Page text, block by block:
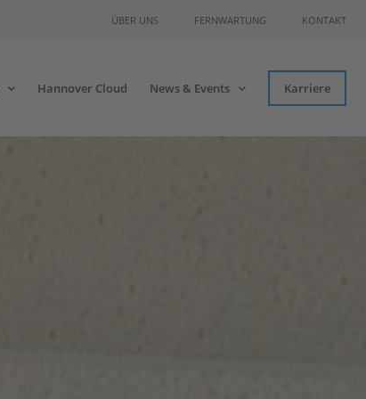
ÜBER UNS FERNWARTUNG KONTAKT
Hannover Cloud News & Events Karriere